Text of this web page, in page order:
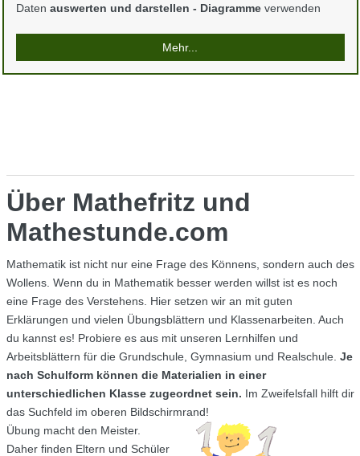
Daten auswerten und darstellen - Diagrammeverwenden
Mehr...
Über Mathefritz und
Mathestunde.com
Mathematik ist nicht nur eine Frage des Könnens, sondern auch des
Wollens. Wenn du in Mathematik besser werden willst ist es noch
eine Frage des Verstehens. Hier setzen wir an mit guten
Erklärungen und vielen Übungsblättern und Klassenarbeiten. Auch
du kannst es! Probiere es aus mit unseren Lernhilfen und
Arbeitsblättern für die Grundschule, Gymnasium und Realschule. Je
nach Schulform können die Materialien in einer
unterschiedlichen Klasse zugeordnet sein. Im Zweifelsfall hilft dir
das Suchfeld im oberen Bildschirmrand!
Übung macht den Meister.
Daher finden Eltern und Schüler